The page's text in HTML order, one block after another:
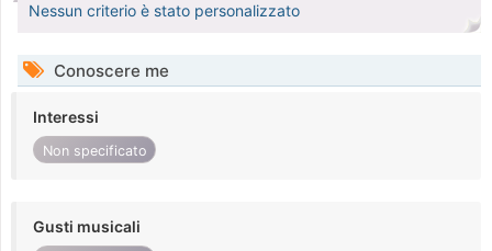
Nessun criterio è stato personalizzato
Conoscere me
Interessi
Non specificato
Gusti musicali